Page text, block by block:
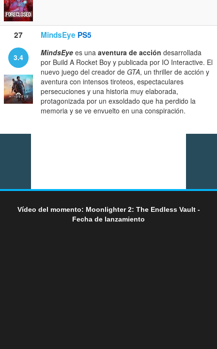
27 MindsEye PS5
3.4 MindsEye es una aventura de acción desarrollada
por Build A Rocket Boy y publicada por IO Interactive. El
nuevo juego del creador de GTA, un thriller de acción y
aventura con intensos tiroteos, espectaculares
persecuciones y una historia muy elaborada,
protagonizada por un exsoldado que ha perdido la
memoria y se ve envuelto en una conspiración.
Vídeo del momento: Moonlighter 2: The Endless Vault -
Fecha de lanzamiento